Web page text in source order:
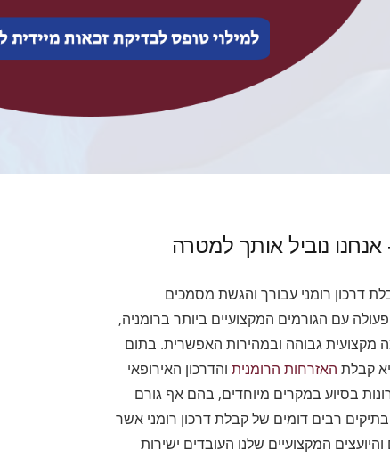
נוביל אותך למטרה
דרכון רומני עבורך והגשת מסמכים
עם הגורמים המקצועיים ביותר ברומניה,
מקצועית גבוהה ובמהירות האפשרית. בתום
קבלת האזרחות הרומנית והדרכון האירופאי
בסיוע במקרים מיוחדים, בהם אף גורם
רבים דומים של קבלת דרכון רומני אשר
המקצועיים שלנו העובדים ישירות